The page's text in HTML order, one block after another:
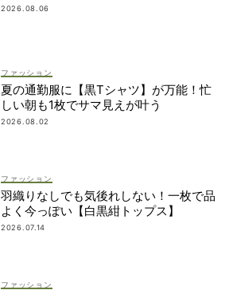
2026.08.06
ファッション
夏の通勤服に【黒Tシャツ】が万能！忙
しい朝も1枚でサマ見えが叶う
2026.08.02
ファッション
羽織りなしでも気後れしない！一枚で品
よく今っぽい【白黒紺トップス】
2026.07.14
ファッション